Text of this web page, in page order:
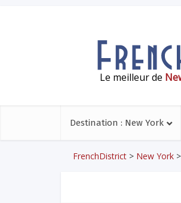
Le meilleur de
Destination : New York
FrenchDistrict > New York >